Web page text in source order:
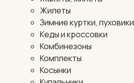
Жилеты
Зимние куртки, пуховики
Кеды и кроссовки
Комбинезоны
Комплекты
Косынки